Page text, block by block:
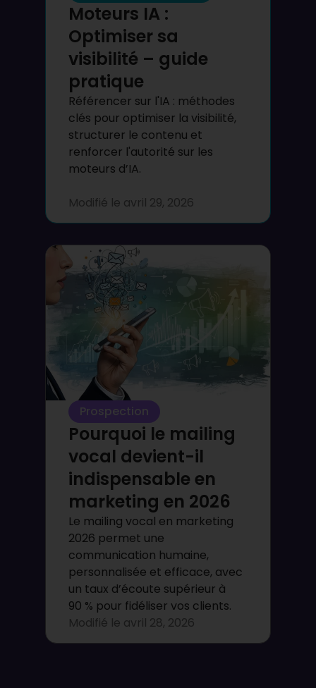
Moteurs IA :
Optimiser sa
visibilité – guide
pratique
Référencer sur l'IA : méthodes
clés pour optimiser la visibilité,
structurer le contenu et
renforcer l'autorité sur les
moteurs d’IA.
Modifié le avril 29, 2026
Prospection
Pourquoi le mailing
vocal devient-il
indispensable en
marketing en 2026
Le mailing vocal en marketing
2026 permet une
communication humaine,
personnalisée et efficace, avec
un taux d’écoute supérieur à
90 % pour fidéliser vos clients.
Modifié le avril 28, 2026